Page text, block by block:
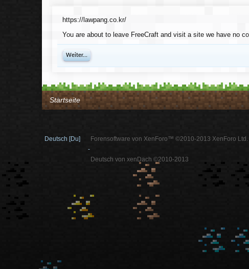
https://lawpang.co.kr/
You are about to leave FreeCraft and visit a site we have no
Weiter...
Startseite
Deutsch [Du]
Forensoftware von XenForo™ ©2010-2013 XenForo Ltd.
-
Deutsch von xenDach ©2010-2013